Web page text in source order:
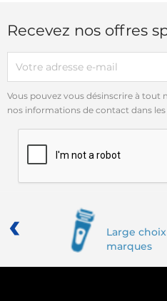
Recevez nos offres
Vous pouvez vous désinscrire à tout
nos informations de contact dans
Large
marques
‹